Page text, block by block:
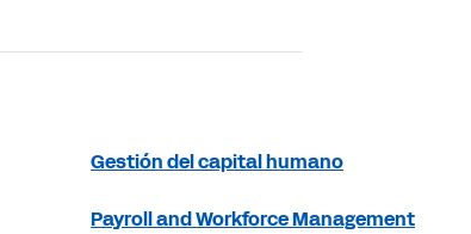
Gestión del capital humano
Payroll and Workforce Management